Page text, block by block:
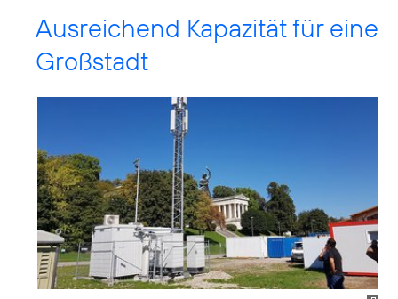
Ausreichend Kapazität für eine
Großstadt